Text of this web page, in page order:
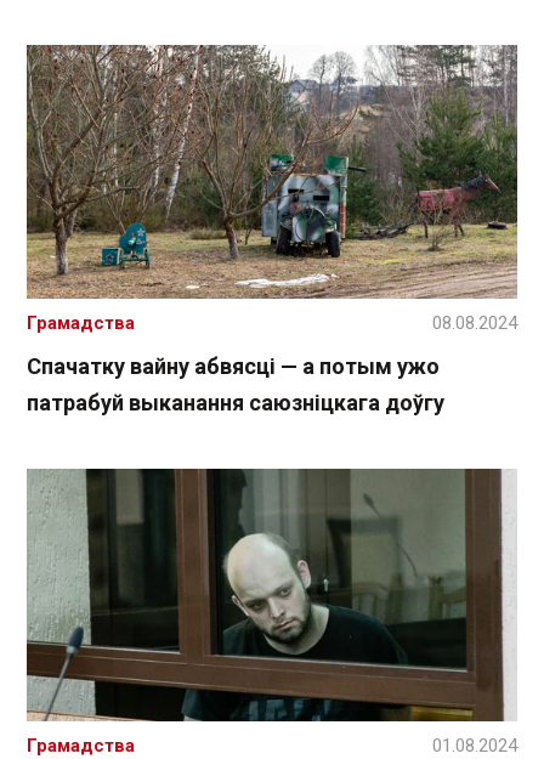
Спачатку вайну абвясці — а потым ужо
патрабуй выканання саюзніцкага доўгу
Грамадства 08.08.2024
Грамадства 01.08.2024